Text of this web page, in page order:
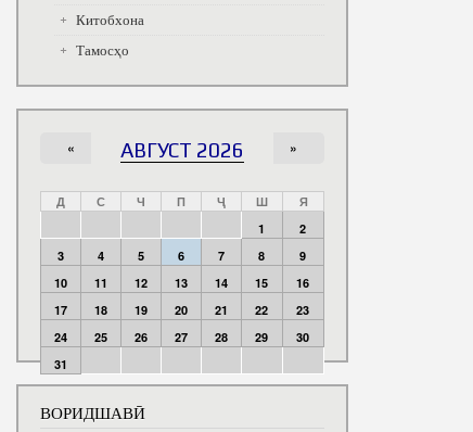
Китобхона
Тамосҳо
АВГУСТ 2026
« »
Д С Ч П Ҷ Ш
Я
1
2
3
4 5 6 7 8
9
10
11 12 13 14 15
16
17
18 19 20 21 22
23
24
25 26 27 28 29
30
31
ВОРИДШАВӢ